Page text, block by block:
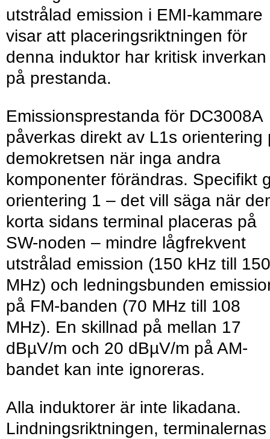
utstrålad emission i EMI-kammare
visar att placeringsriktningen för
denna induktor har kritisk inverkan
på prestanda.
Emissionsprestanda för DC3008A
påverkas direkt av L1s orientering
demokretsen när inga andra
komponenter förändras. Specifikt
orientering 1 – det vill säga när
korta sidans terminal placeras på
SW-noden – mindre lågfrekvent
utstrålad emission (150 kHz till 150
MHz) och ledningsbunden
på FM-banden (70 MHz till 108
MHz). En skillnad på mellan 17
dBµV/m och 20 dBµV/m på AM-
bandet kan inte ignoreras.
Alla induktorer är inte likadana.
Lindningsriktningen, terminalernas